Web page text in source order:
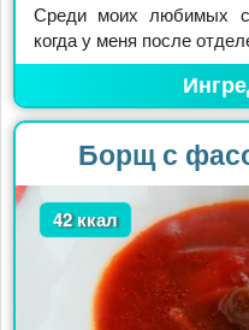
Среди моих любимых
когда у меня после
Борщ с
42 ккал